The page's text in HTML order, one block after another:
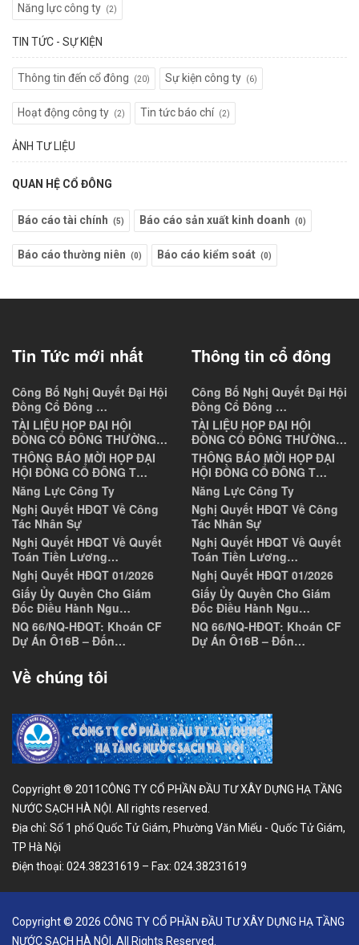
Năng lực công ty (2)
TIN TỨC - SỰ KIỆN
Thông tin đến cổ đông (20) Sự kiện công ty (6)
Hoạt động công ty (2) Tin tức báo chí (2)
ẢNH TƯ LIỆU
QUAN HỆ CỔ ĐÔNG
Báo cáo tài chính (5) Báo cáo sản xuất kinh doanh (0)
Báo cáo thường niên (0) Báo cáo kiểm soát (0)
Tin Tức mới nhất
Công Bố Nghị Quyết Đại Hội
Đồng Cổ Đông …
TÀI LIỆU HỌP ĐẠI HỘI
ĐỒNG CỔ ĐÔNG THƯỜNG…
THÔNG BÁO MỜI HỌP ĐẠI
HỘI ĐỒNG CỔ ĐÔNG T…
Năng Lực Công Ty
Nghị Quyết HĐQT Về Công
Tác Nhân Sự
Nghị Quyết HĐQT Về Quyết
Toán Tiền Lương…
Nghị Quyết HĐQT 01/2026
Giấy Ủy Quyền Cho Giám
Đốc Điều Hành Ngu…
NQ 66/NQ-HĐQT: Khoán CF
Dự Án Ô16B – Đốn…
Thông tin cổ đông
Công Bố Nghị Quyết Đại Hội
Đồng Cổ Đông …
TÀI LIỆU HỌP ĐẠI HỘI
ĐỒNG CỔ ĐÔNG THƯỜNG…
THÔNG BÁO MỜI HỌP ĐẠI
HỘI ĐỒNG CỔ ĐÔNG T…
Năng Lực Công Ty
Nghị Quyết HĐQT Về Công
Tác Nhân Sự
Nghị Quyết HĐQT Về Quyết
Toán Tiền Lương…
Nghị Quyết HĐQT 01/2026
Giấy Ủy Quyền Cho Giám
Đốc Điều Hành Ngu…
NQ 66/NQ-HĐQT: Khoán CF
Dự Án Ô16B – Đốn…
Về chúng tôi
Copyright ® 2011CÔNG TY CỔ PHẦN ĐẦU TƯ XÂY DỰNG HẠ TẦNG
NƯỚC SẠCH HÀ NỘI. All rights reserved.
Địa chỉ: Số 1 phố Quốc Tử Giám, Phường Văn Miếu - Quốc Tử Giám,
TP Hà Nội
Điện thoại: 024.38231619 – Fax: 024.38231619
Copyright © 2026 CÔNG TY CỔ PHẦN ĐẦU TƯ XÂY DỰNG HẠ TẦNG
NƯỚC SẠCH HÀ NỘI. All Rights Reserved.